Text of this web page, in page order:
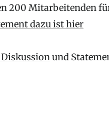
200 Mitarbeitenden
dazu ist hier
und